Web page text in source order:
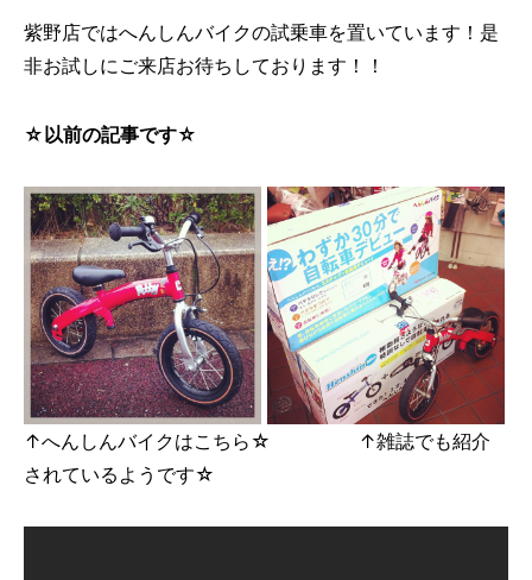
紫野店ではへんしんバイクの試乗車を置いています！是
非お試しにご来店お待ちしております！！
☆以前の記事です☆
↑へんしんバイクはこちら☆ ↑雑誌でも紹介
されているようです☆